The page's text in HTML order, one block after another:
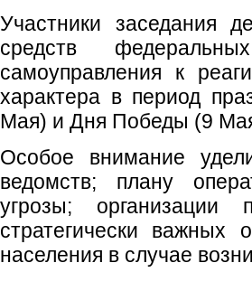
Участники заседания
средств
самоуправления к
характера в период
Мая) и Дня Победы (9
Особое внимание
ведомств; плану
угрозы; организации
стратегически важных
населения в случае